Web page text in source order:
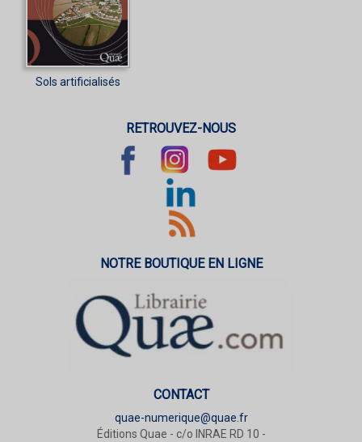
Sols artificialisés
RETROUVEZ-NOUS
NOTRE BOUTIQUE EN LIGNE
CONTACT
quae-numerique@quae.fr
Éditions Quae - c/o INRAE RD 10 -